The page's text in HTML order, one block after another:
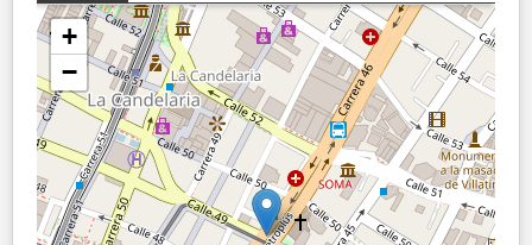
+
−